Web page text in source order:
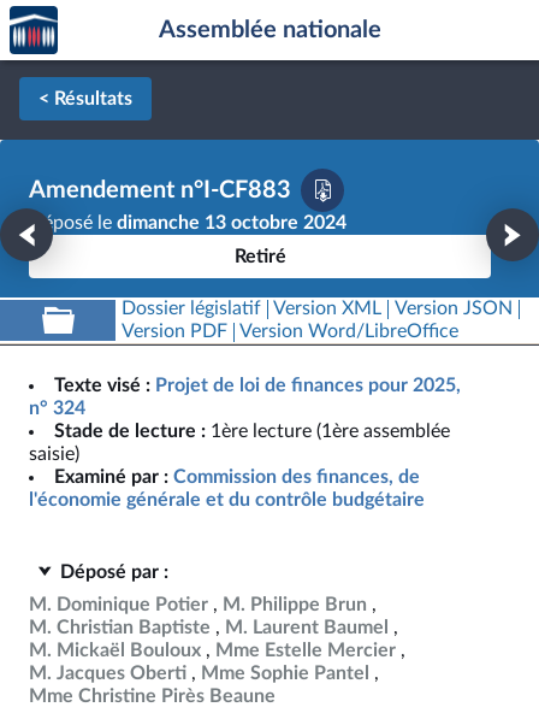
Aller au contenu
Aller en bas de la page
Accèder
à la
page
d'accueil
Assemblée nationale
< Résultats
Amendement n°I-CF883
Déposé le dimanche 13 octobre 2024
Retiré
Dossier législatif Version XML
Version JSON
Version PDF
Version Word/LibreOffice
Texte visé : Projet de loi de finances pour 2025,
n° 324
Stade de lecture : 1ère lecture (1ère assemblée
saisie)
Examiné par : Commission des finances, de
l'économie générale et du contrôle budgétaire
Déposé par :
M. Dominique Potier
M. Philippe Brun
M. Christian Baptiste
M. Laurent Baumel
M. Mickaël Bouloux
Mme Estelle Mercier
M. Jacques Oberti
Mme Sophie Pantel
Mme Christine Pirès Beaune